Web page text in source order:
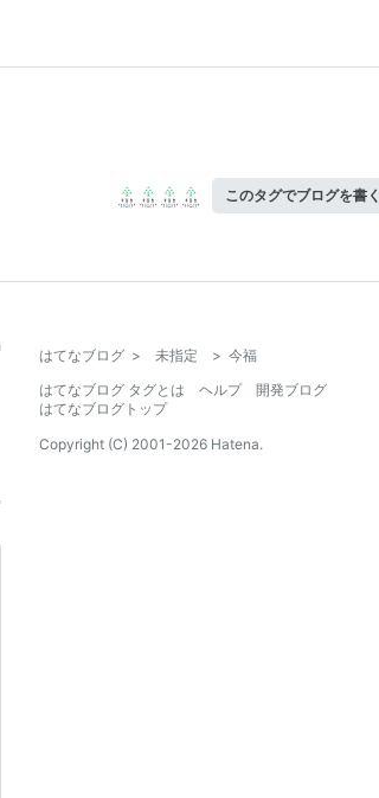
このタグでブログを書く
はてなブログ > 未指定 > 今福
はてなブログ タグとは
ヘルプ
開発ブログ
はてなブログトップ
Copyright (C) 2001-2026 Hatena.